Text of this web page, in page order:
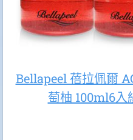
Bellapeel 蓓拉佩爾
萄柚 100ml6入